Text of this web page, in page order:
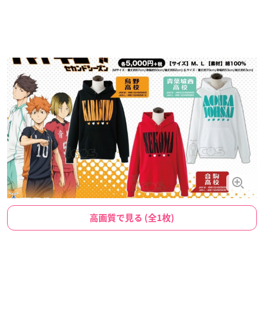
高画質で見る (全1枚)